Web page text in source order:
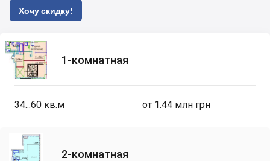
Хочу скидку!
1-комнатная
34...60 кв.м от 1.44 млн грн
2-комнатная